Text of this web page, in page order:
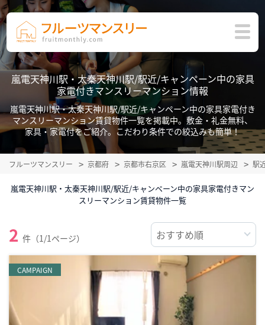
嵐電天神川駅・太秦天神川駅/駅近/キャンペーン中の家具
家電付きマンスリーマンション情報
嵐電天神川駅・太秦天神川駅/駅近/キャンペーン中の家具家電付き
マンスリーマンション賃貸物件一覧を掲載中。敷金・礼金無料、
家具・家電付をご紹介。こだわり条件での絞込みも簡単！
フルーツマンスリー 京都府 京都市右京区 嵐電天神川駅周辺 駅
嵐電天神川駅・太秦天神川駅/駅近/キャンペーン中の家具家電付きマン
スリーマンション賃貸物件一覧
2 件（1/1ページ）
CAMPAIGN